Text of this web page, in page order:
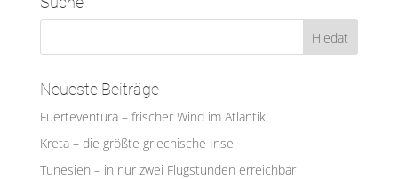
Neueste Beiträge
Fuerteventura – frischer Wind im Atlantik
Kreta – die größte griechische Insel
Tunesien – in nur zwei Flugstunden erreichbar